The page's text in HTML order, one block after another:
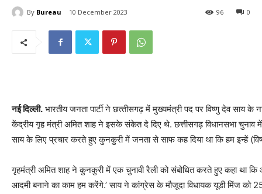
By Bureau 10 December 2023 0
96
नई दिल्‍ली. भारतीय जनता पार्टी ने छत्‍तीसगढ़ में मुख्‍यमंत्री पद पर विष्णु देव साय
केंद्रीय गृह मंत्री अमित शाह ने इसके संकेत दे दिए थे. छत्तीसगढ़ विधानसभा चुनाव
साय के लिए प्रचार करते हुए कुनकुरी में जनता से साफ कह दिया था कि हम इन्‍हें
गृहमंत्री अमित शाह ने कुनकुरी में एक चुनावी रैली को संबोधित करते हुए कहा था
आदमी बनाने का काम हम करेंगे.’ साय ने कांग्रेस के मौजूदा विधायक यूडी मिंज को